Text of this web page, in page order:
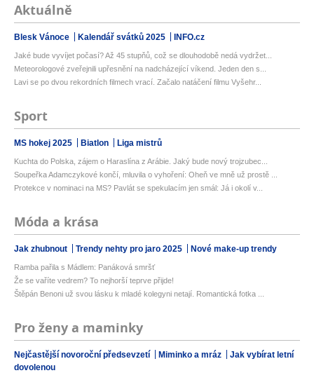
Aktuálně
Blesk Vánoce Kalendář svátků 2025 INFO.cz
Jaké bude vyvíjet počasí? Až 45 stupňů, což se dlouhodobě nedá vydržet...
Meteorologové zveřejnili upřesnění na nadcházející víkend. Jeden den s...
Lavi se po dvou rekordních filmech vrací. Začalo natáčení filmu Vyšehr...
Sport
MS hokej 2025 Biatlon Liga mistrů
Kuchta do Polska, zájem o Haraslína z Arábie. Jaký bude nový trojzubec...
Soupeřka Adamczykové končí, mluvila o vyhoření: Oheň ve mně už prostě ...
Protekce v nominaci na MS? Pavlát se spekulacím jen smál: Já i okolí v...
Móda a krása
Jak zhubnout Trendy nehty pro jaro 2025 Nové make-up trendy
Ramba pařila s Mádlem: Panáková smršť
Že se vaříte vedrem? To nejhorší teprve přijde!
Štěpán Benoni už svou lásku k mladé kolegyni netají. Romantická fotka ...
Pro ženy a maminky
Nejčastější novoroční předsevzetí Miminko a mráz
Jak vybírat letní
dovolenou